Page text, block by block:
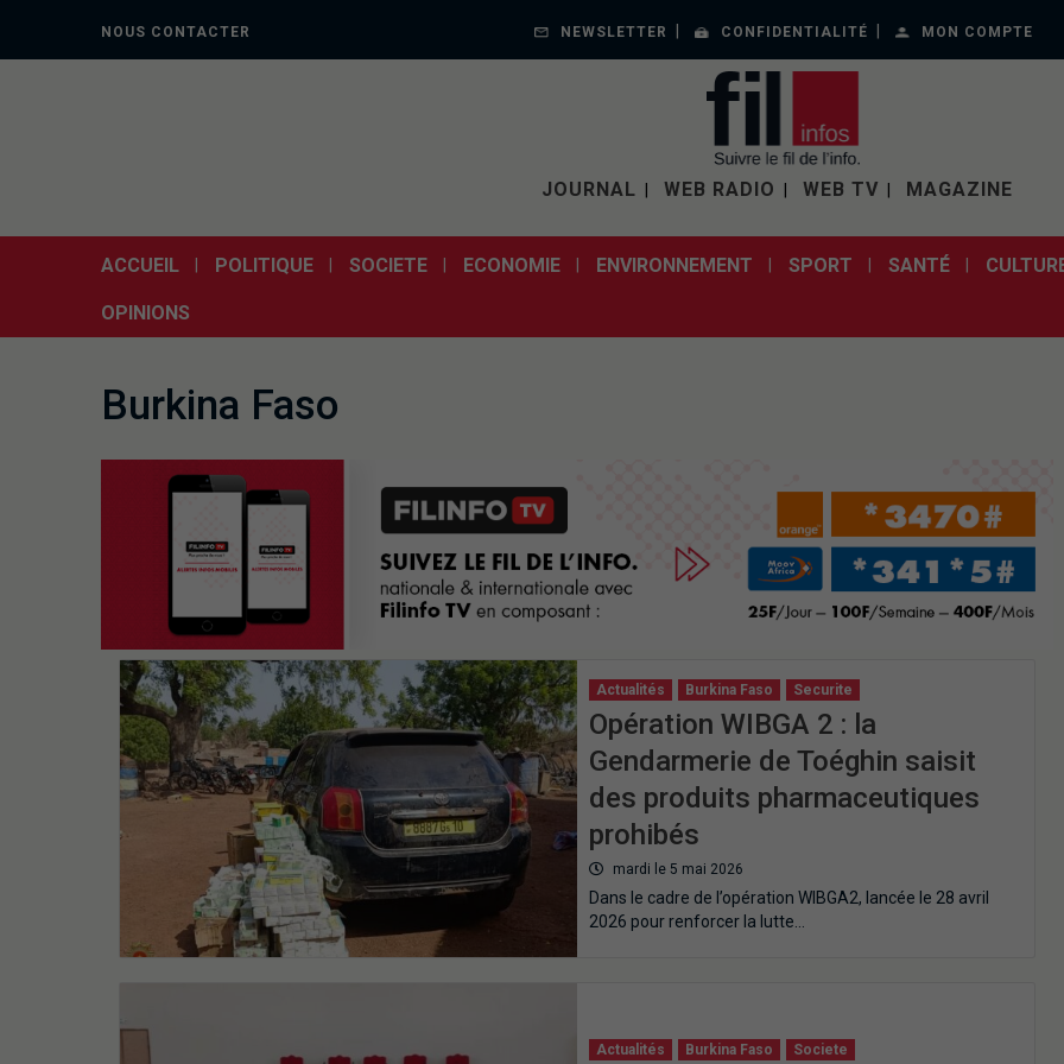
NOUS CONTACTER NEWSLETTER CONFIDENTIALITÉ MON COMPTE
JOURNAL WEB RADIO WEB TV MAGAZINE
ACCUEIL POLITIQUE SOCIETE ECONOMIE ENVIRONNEMENT SPORT SANTÉ
OPINIONS
Burkina Faso
Actualités Burkina Faso Securite
Opération WIBGA 2 : la
Gendarmerie de Toéghin saisit
des produits pharmaceutiques
prohibés
mardi le 5 mai 2026
Dans le cadre de l’opération WIBGA2, lancée le 28 avril
2026 pour renforcer la lutte…
Actualités Burkina Faso Societe